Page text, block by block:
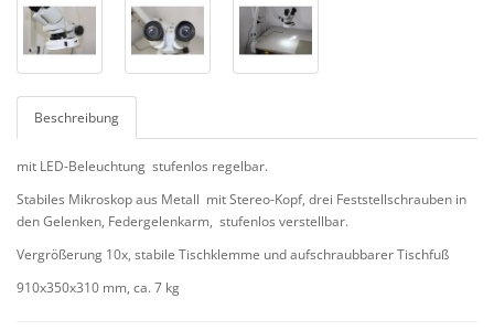
Beschreibung
mit LED-Beleuchtung stufenlos regelbar.
Stabiles Mikroskop aus Metall mit Stereo-Kopf, drei Feststellschrauben in
den Gelenken, Federgelenkarm, stufenlos verstellbar.
Vergrößerung 10x, stabile Tischklemme und aufschraubbarer Tischfuß
910x350x310 mm, ca. 7 kg